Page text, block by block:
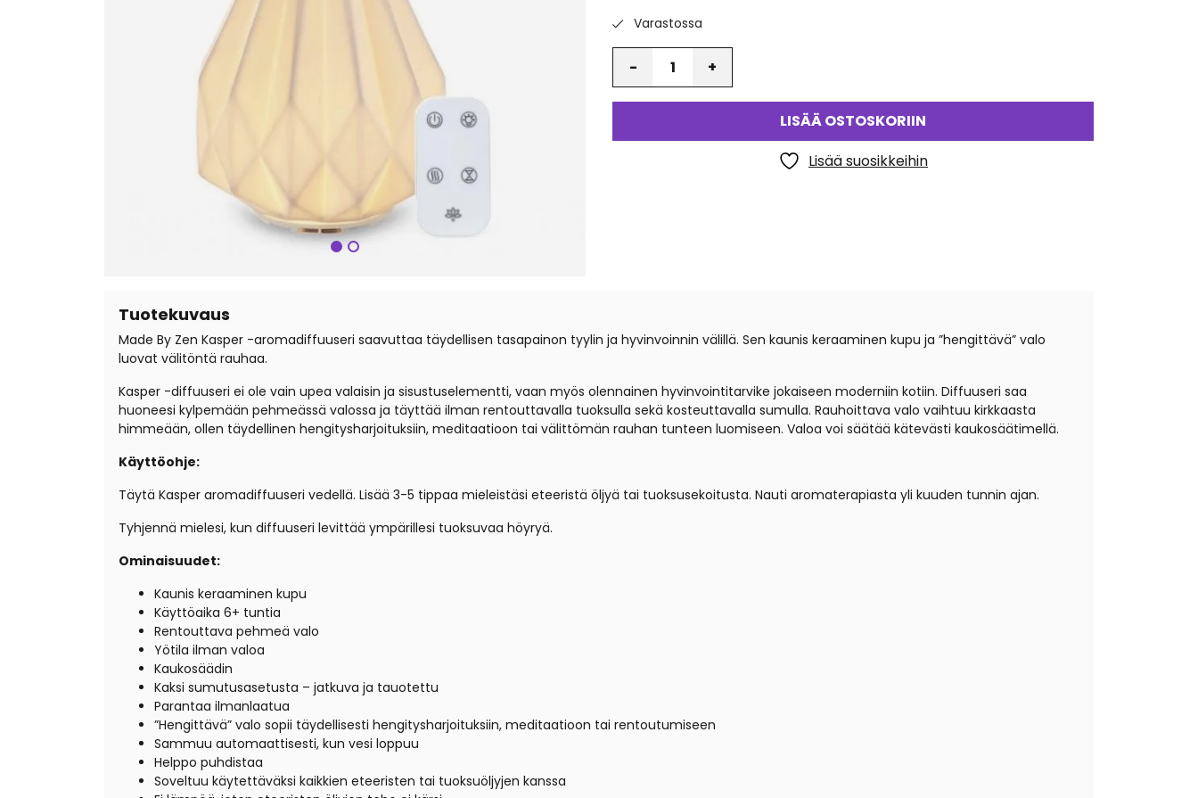
Seuraava
Varastossa
LISÄÄ OSTOSKORIIN
Lisää suosikkeihin
Tuotekuvaus
Made By Zen Kasper -aromadiffuuseri saavuttaa täydellisen tasapainon tyylin ja hyvinvoinnin välillä. Sen kaunis keraaminen kupu ja ”hengittävä” valo
luovat välitöntä rauhaa.
Kasper -diffuuseri ei ole vain upea valaisin ja sisustuselementti, vaan myös olennainen hyvinvointitarvike jokaiseen moderniin kotiin. Diffuuseri saa
huoneesi kylpemään pehmeässä valossa ja täyttää ilman rentouttavalla tuoksulla sekä kosteuttavalla sumulla. Rauhoittava valo vaihtuu kirkkaasta
himmeään, ollen täydellinen hengitysharjoituksiin, meditaatioon tai välittömän rauhan tunteen luomiseen. Valoa voi säätää kätevästi kaukosäätimellä.
Käyttöohje:
Täytä Kasper aromadiffuuseri vedellä. Lisää 3-5 tippaa mieleistäsi eteeristä öljyä tai tuoksusekoitusta. Nauti aromaterapiasta yli kuuden tunnin ajan.
Tyhjennä mielesi, kun diffuuseri levittää ympärillesi tuoksuvaa höyryä.
Ominaisuudet:
Kaunis keraaminen kupu
Käyttöaika 6+ tuntia
Rentouttava pehmeä valo
Yötila ilman valoa
Kaukosäädin
Kaksi sumutusasetusta – jatkuva ja tauotettu
Parantaa ilmanlaatua
”Hengittävä” valo sopii täydellisesti hengitysharjoituksiin, meditaatioon tai rentoutumiseen
Sammuu automaattisesti, kun vesi loppuu
Helppo puhdistaa
Soveltuu käytettäväksi kaikkien eteeristen tai tuoksuöljyjen kanssa